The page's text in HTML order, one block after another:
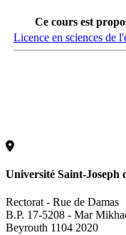
Ce cours est
Licence en sciences de
Université Saint-Joseph
Rectorat - Rue de Damas
B.P. 17-5208 - Mar
Beyrouth 1104 2020